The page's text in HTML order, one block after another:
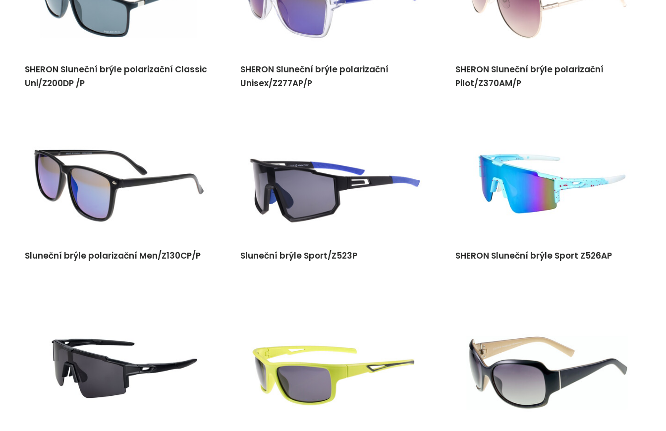
SHERON Sluneční brýle polarizační Classic
Uni/Z200DP /P
SHERON Sluneční brýle polarizační
Unisex/Z277AP/P
SHERON Sluneční brýle polarizační
Pilot/Z370AM/P
Sluneční brýle polarizační Men/Z130CP/P Sluneční brýle Sport/Z523P SHERON Sluneční brýle Sport Z526AP